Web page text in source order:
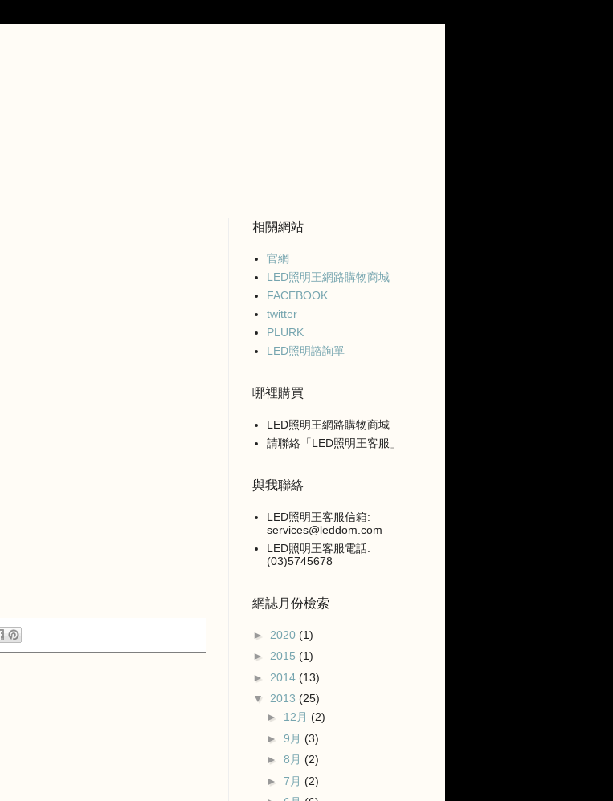
相關網站
官網
LED照明王網路購物商城
FACEBOOK
twitter
PLURK
LED照明諮詢單
哪裡購買
LED照明王網路購物商城
請聯絡「LED照明王客服」
與我聯絡
LED照明王客服信箱:
services@leddom.com
LED照明王客服電話:
(03)5745678
網誌月份檢索
► 2020 (1)
► 2015 (1)
► 2014 (13)
▼ 2013 (25)
► 12月 (2)
► 9月 (3)
► 8月 (2)
► 7月 (2)